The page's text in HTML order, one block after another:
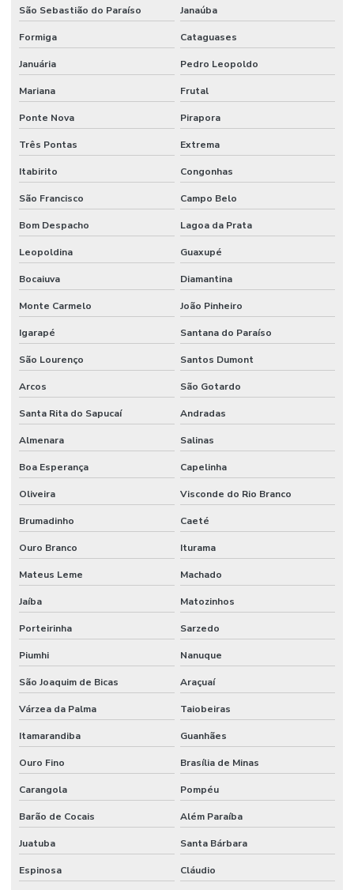
São Sebastião do Paraíso Janaúba
Formiga Cataguases
Januária Pedro Leopoldo
Mariana Frutal
Ponte Nova Pirapora
Três Pontas Extrema
Itabirito Congonhas
São Francisco Campo Belo
Bom Despacho Lagoa da Prata
Leopoldina Guaxupé
Bocaiuva Diamantina
Monte Carmelo João Pinheiro
Igarapé Santana do Paraíso
São Lourenço Santos Dumont
Arcos São Gotardo
Santa Rita do Sapucaí Andradas
Almenara Salinas
Boa Esperança Capelinha
Oliveira Visconde do Rio Branco
Brumadinho Caeté
Ouro Branco Iturama
Mateus Leme Machado
Jaíba Matozinhos
Porteirinha Sarzedo
Piumhi Nanuque
São Joaquim de Bicas Araçuaí
Várzea da Palma Taiobeiras
Itamarandiba Guanhães
Ouro Fino Brasília de Minas
Carangola Pompéu
Barão de Cocais Além Paraíba
Juatuba Santa Bárbara
Espinosa Cláudio